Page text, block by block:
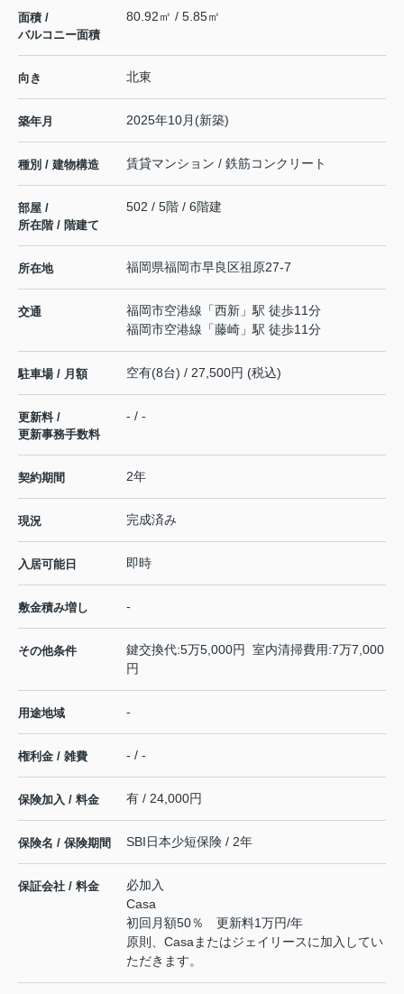
面積 /
バルコニー面積
80.92㎡ / 5.85㎡
向き 北東
築年月 2025年10月(新築)
種別 / 建物構造 賃貸マンション / 鉄筋コンクリート
部屋 /
所在階 / 階建て
502 / 5階 / 6階建
所在地 福岡県福岡市早良区祖原27-7
交通 福岡市空港線 「西新 」駅 徒歩11分
福岡市空港線 「藤崎 」駅 徒歩11分
駐車場 / 月額 空有(8台) / 27,500円 (税込)
更新料 /
更新事務手数料
- / -
契約期間 2年
現況 完成済み
入居可能日 即時
敷金積み増し -
その他条件
鍵交換代:5万5,000円 室内清掃費用:7万7,000
円
用途地域 -
権利金 / 雑費 - / -
保険加入 / 料金 有 / 24,000円
保険名 / 保険期間 SBI日本少短保険 / 2年
保証会社 / 料金
必加入
Casa
初回月額50％ 更新料1万円/年
原則、Casaまたはジェイリースに加入してい
ただきます。